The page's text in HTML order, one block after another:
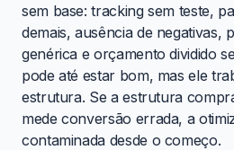
sem base: tracking sem teste,
demais, ausência de negativas,
genérica e orçamento dividido
pode até estar bom, mas ele
estrutura. Se a estrutura
mede conversão errada, a
contaminada desde o começo.